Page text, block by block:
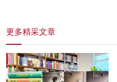
更多精采文章